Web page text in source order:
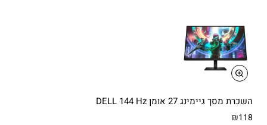
השכרת מסך גיימינג 27 אומן DELL 144 Hz
₪118